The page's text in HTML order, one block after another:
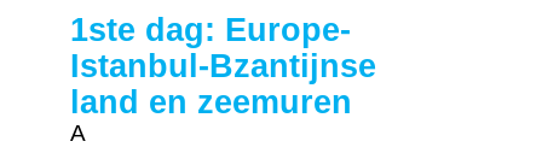
1ste dag: Europe-
Istanbul-Bzantijnse
land en zeemuren
A